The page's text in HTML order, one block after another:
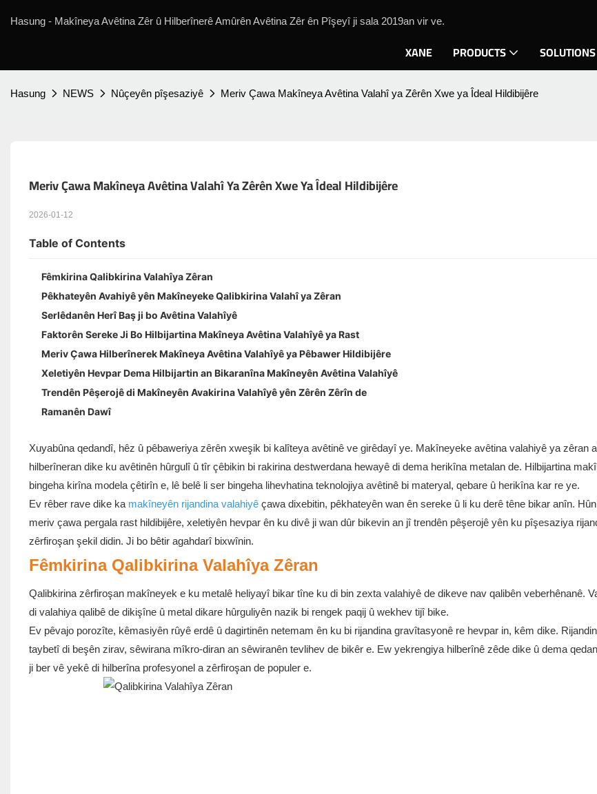
Hasung - Makîneya Avêtina Zêr û Hilberînerê Amûrên Avêtina Zêr ên Pîşeyî ji sala 2019an vir ve.
XANE PRODUCTS SOLUTIONS
Hasung NEWS Nûçeyên pîşesaziyê Meriv Çawa Makîneya Avêtina Valahî ya Zêrên Xwe ya Îdeal Hildibijêre
Meriv Çawa Makîneya Avêtina Valahî Ya Zêrên Xwe Ya Îdeal Hildibijêre
2026-01-12
Table of Contents
Fêmkirina Qalibkirina Valahîya Zêran
Pêkhateyên Avahiyê yên Makîneyeke Qalibkirina Valahî ya Zêran
Serlêdanên Herî Baş ji bo Avêtina Valahîyê
Faktorên Sereke Ji Bo Hilbijartina Makîneya Avêtina Valahîyê ya Rast
Meriv Çawa Hilberînerek Makîneya Avêtina Valahîyê ya Pêbawer Hildibijêre
Xeletiyên Hevpar Dema Hilbijartin an Bikaranîna Makîneyên Avêtina Valahîyê
Trendên Pêşerojê di Makîneyên Avakirina Valahîyê yên Zêrên Zêrîn de
Ramanên Dawî
Xuyabûna qedandî, hêz û pêbaweriya zêrên xweşik bi kalîteya avêtinê ve girêdayî ye. Makîneyeke avêtina valahiyê ya zêran
hilberîneran dike ku avêtinên hûrgulî û tîr çêbikin bi rakirina destwerdana hewayê di dema herikîna metalan de. Hilbijartina
bingeha kirîna modela çêtirîn e, lê belê li ser bingeha lihevhatina teknolojiya avêtinê bi materyal, qebare û herikîna kar re ye.
Ev rêber rave dike ka makîneyên rijandina valahiyêçawa dixebitin, pêkhateyên wan ên sereke û li ku derê têne bikar anîn.
meriv çawa pergala rast hildibijêre, xeletiyên hevpar ên ku divê ji wan dûr bikevin an jî trendên pêşerojê yên ku pîşesaziya
zêrfiroşan şekil didin. Ji bo bêtir agahdarî bixwînin.
Fêmkirina Qalibkirina Valahîya Zêran
Qalibkirina zêrfiroşan makîneyek e ku metalê heliyayî bikar tîne ku di bin zexta valahiyê de dikeve nav qalibên veberhênanê.
di valahiya qalibê de dikişîne û metal dikare hûrguliyên nazik bi rengek paqij û wekhev tijî bike.
Ev pêvajo porozîte, kêmasiyên rûyê erdê û dagirtinên netemam ên ku bi rijandina gravîtasyonê re hevpar in, kêm dike.
taybetî di beşên zirav, sêwirana mîkro-diran an sêwiranên tevlihev de bikêr e. Ew yekrengiya hilberînê zêde dike û dema
ji ber vê yekê di hilberîna profesyonel a zêrfiroşan de populer e.